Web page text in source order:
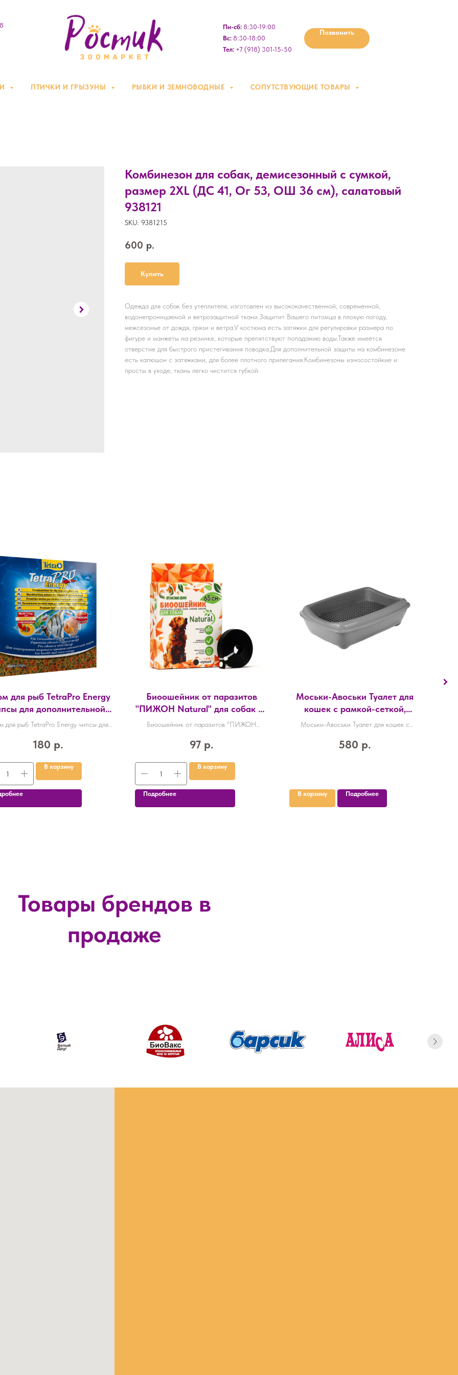
Пн-сб:8:30-19:00
Вс:8:30-18:00
Тел:+7 (918) 301-15-50
Позвонить
ПТИЧКИ И ГРЫЗУНЫ РЫБКИ И ЗЕМНОВОДНЫЕ СОПУТСТВУЮЩИЕ ТОВАРЫ
Комбинезон для собак, демисезонный с сумкой,
размер 2ХL (ДС 41, Ог 53, ОШ 36 см), салатовый
938121
SKU: 9381215
600 р.
Купить
Одежда для собак без утеплителя, изготовлен из высококачественной, современной,
водонепроницаемой и ветрозащитной ткани.Защитит Вашего питомца в плохую погоду,
межсезонье от дождя, грязи и ветра.У костюма есть затяжки для регулировки размера по
фигуре и манжеты на резинке, которые препятствуют попаданию воды.Также имеется
отверстие для быстрого пристегивания поводка.Для дополнительной защиты на комбинезоне
есть капюшон с затяжками, для более плотного прилегания.Комбинезоны износостойкие и
просты в уходе, ткань легко чистится губкой.
для рыб TetraPro Energy
для дополнительной
для всех видов рыб
для рыб TetraPro Energy чипсы для
рыб 12гр /149335/
180 р.
В корзину
Биоошейник от паразитов
"ПИЖОН Natural" для собак от
блох и клещей, чёрный, 65 см
Биоошейник от паразитов "ПИЖОН
чёрный, 65 см 10667858
97 р.
В корзину
Подробнее
Моськи-Авоськи Туалет для
кошек с рамкой-сеткой,
глубокий (под наполнитель)
Моськи-Авоськи Туалет для кошек с
43х30х12см, цвет серый
580 р.
В корзину Подробнее
Товары брендов в
продаже